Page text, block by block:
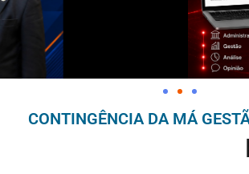
CONTINGÊNCIA DA MÁ